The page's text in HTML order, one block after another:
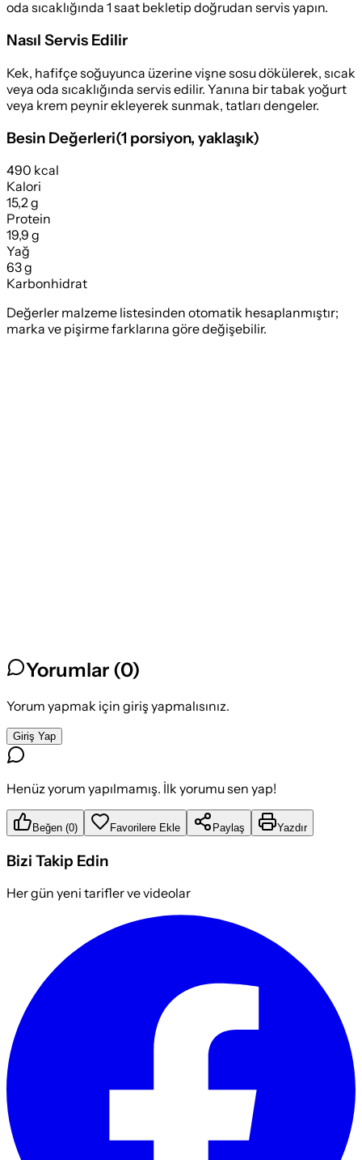
oda sıcaklığında 1 saat bekletip doğrudan servis yapın.
Nasıl Servis Edilir
Kek, hafifçe soğuyunca üzerine vişne sosu dökülerek, sıcak
veya oda sıcaklığında servis edilir. Yanına bir tabak yoğurt
veya krem peynir ekleyerek sunmak, tatları dengeler.
Besin Değerleri(1 porsiyon, yaklaşık)
490 kcal
Kalori
15,2 g
Protein
19,9 g
Yağ
63 g
Karbonhidrat
Değerler malzeme listesinden otomatik hesaplanmıştır;
marka ve pişirme farklarına göre değişebilir.
Yorumlar (0)
Yorum yapmak için giriş yapmalısınız.
Giriş Yap
Henüz yorum yapılmamış. İlk yorumu sen yap!
Beğen (0) Favorilere Ekle Paylaş Yazdır
Bizi Takip Edin
Her gün yeni tarifler ve videolar